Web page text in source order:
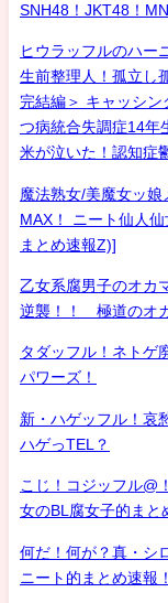
SNH48！JKT48！
ヒウラッフルのハー
生前整理人！孤立し
完結編＞ キャッシ
つ病統合失調症14年
米が泣いた！認知症
魔法熟女/美魔女ッ
MAX！ ニート仙人
まとめ速報Z)]
乙女系腐男子のオカ
逆襲！！ 極道のオ
タダッフル！ネトゲ
パワーズ！
新・ハゲッフル！哀
ハゲっTEL？
こじ！コジッフル@
女のBL腐女子的まと
何だ！何が？真・
ニート的まとめ速報